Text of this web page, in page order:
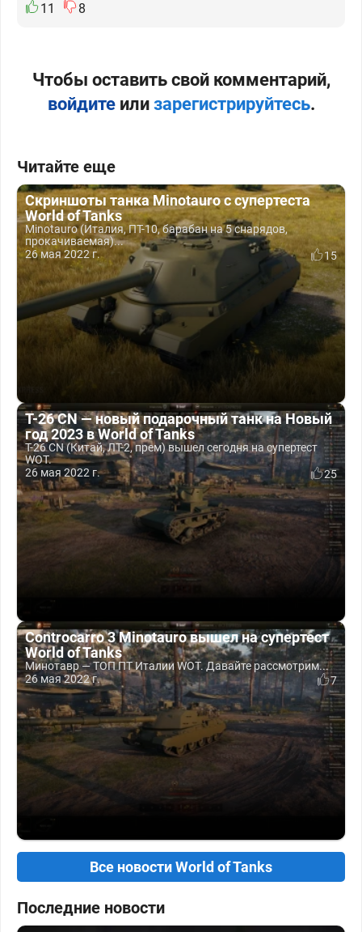
11 8
Чтобы оставить свой комментарий,
войдитеили зарегистрируйтесь.
Читайте еще
Скриншоты танка Minotauro с супертеста
World of Tanks
Minotauro (Италия, ПТ-10, барабан на 5 снарядов,
прокачиваемая)...
26 мая 2022 г.
15
T-26 CN — новый подарочный танк на Новый
год 2023 в World of Tanks
T-26 CN (Китай, ЛТ-2, прем) вышел сегодня на супертест
WOT.
26 мая 2022 г.
25
Controcarro 3 Minotauro вышел на супертест
World of Tanks
Минотавр — ТОП ПТ Италии WOT. Давайте рассмотрим...
26 мая 2022 г.
7
Все новости World of Tanks
Последние новости